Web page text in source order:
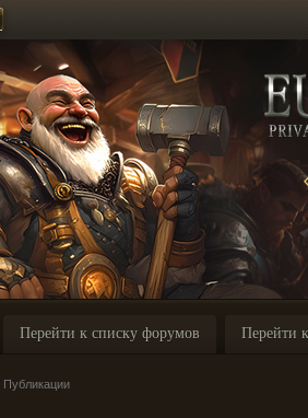
Перейти к списку форумов Перейти
Публикации